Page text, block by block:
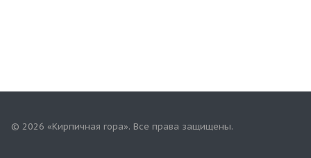
© 2026 «Кирпичная гора». Все права защищены.